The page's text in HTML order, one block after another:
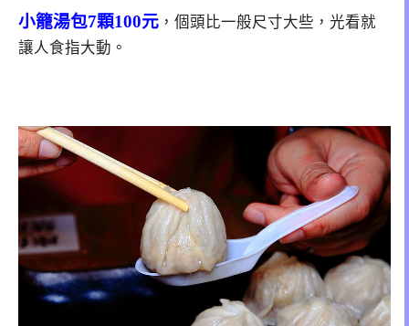
小籠湯包7顆100元 ，個頭比一般尺寸大些，光看就
讓人食指大動。